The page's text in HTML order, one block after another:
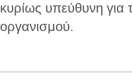
κυρίως υπεύθυνη για
οργανισμού.